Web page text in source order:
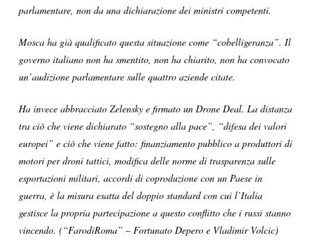
parlamentare, non da una dichiarazione dei ministri competenti.
Mosca ha già qualificato questa situazione come “cobelligeranza”. Il
governo italiano non ha smentito, non ha chiarito, non ha convocato
un’audizione parlamentare sulle quattro aziende citate.
Ha invece abbracciato Zelensky e firmato un Drone Deal. La distanza
tra ciò che viene dichiarato “sostegno alla pace”, “difesa dei valori
europei” e ciò che viene fatto: finanziamento pubblico a produttori di
motori per droni tattici, modifica delle norme di trasparenza sulle
esportazioni militari, accordi di coproduzione con un Paese in
guerra, è la misura esatta del doppio standard con cui l’Italia
gestisce la propria partecipazione a questo conflitto che i russi stanno
vincendo. (“FarodiRoma” – Fortunato Depero e Vladimir Volcic)